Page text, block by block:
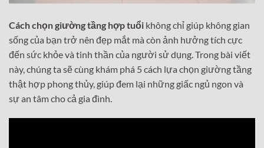
Cách chọn giường tầng hợp tuổi không chỉ giúp không gian
sống của bạn trở nên đẹp mắt mà còn ảnh hưởng tích cực
đến sức khỏe và tinh thần của người sử dụng. Trong bài viết
này, chúng ta sẽ cùng khám phá 5 cách lựa chọn giường tầng
thật hợp phong thủy, giúp đem lại những giấc ngủ ngon và
sự an tâm cho cả gia đình.